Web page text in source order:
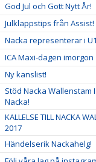
God Jul och Gott Nytt År!
Julklappstips från Assist!
Nacka representerar i
ICA Maxi-dagen imorgon
Ny kanslist!
Stöd Nacka Wallenstam
Nacka!
KALLELSE TILL NACKA
2017
Händelserik Nackahelg!